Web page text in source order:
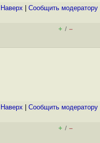
Наверх Cообщить модератору
+ / –
Наверх Cообщить модератору
+ / –